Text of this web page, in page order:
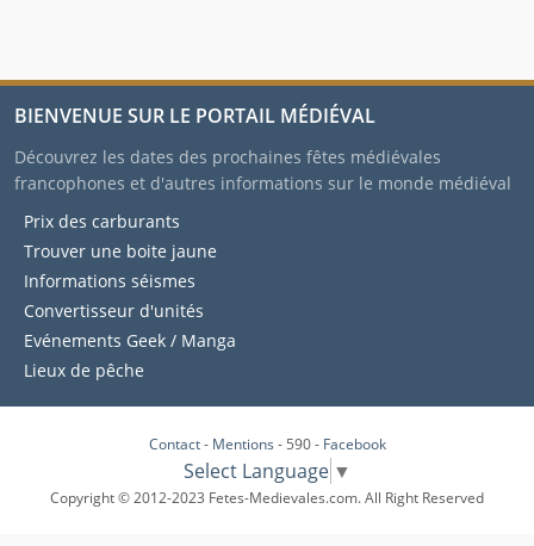
BIENVENUE SUR LE PORTAIL MÉDIÉVAL
Découvrez les dates des prochaines fêtes médiévales
francophones et d'autres informations sur le monde médiéval
Prix des carburants
Trouver une boite jaune
Informations séismes
Convertisseur d'unités
Evénements Geek / Manga
Lieux de pêche
Contact- Mentions - 590 - Facebook
Select Language ▼
Copyright © 2012-2023 Fetes-Medievales.com. All Right Reserved